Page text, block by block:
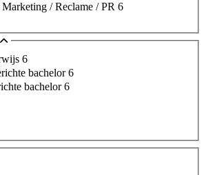
/ Reclame / PR 6
6
bachelor6
bachelor6